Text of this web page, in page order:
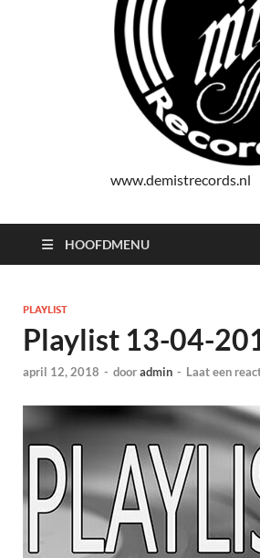
www.demistrecords.nl
HOOFDMENU
PLAYLIST
Playlist 13-04-
april 12, 2018 - dooradmin - Laat een